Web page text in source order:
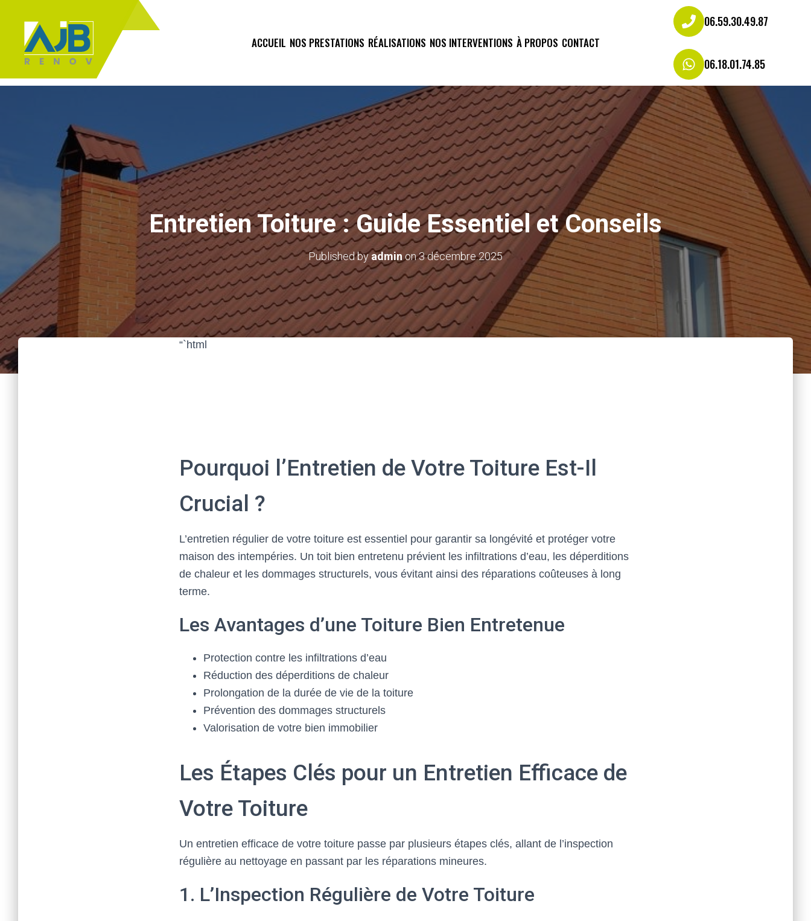
ACCUEIL NOS PRESTATIONS RÉALISATIONS NOS INTERVENTIONS À PROPOS CONTACT
06.59.30.49.87
06.18.01.74.85
Entretien Toiture : Guide Essentiel et Conseils
Published byadminon3 décembre 2025
“`html
Pourquoi l’Entretien de Votre Toiture Est-Il
Crucial ?
L’entretien régulier de votre toiture est essentiel pour garantir sa longévité et protéger votre
maison des intempéries. Un toit bien entretenu prévient les infiltrations d’eau, les déperditions
de chaleur et les dommages structurels, vous évitant ainsi des réparations coûteuses à long
terme.
Les Avantages d’une Toiture Bien Entretenue
Protection contre les infiltrations d’eau
Réduction des déperditions de chaleur
Prolongation de la durée de vie de la toiture
Prévention des dommages structurels
Valorisation de votre bien immobilier
Les Étapes Clés pour un Entretien Efficace de
Votre Toiture
Un entretien efficace de votre toiture passe par plusieurs étapes clés, allant de l’inspection
régulière au nettoyage en passant par les réparations mineures.
1. L’Inspection Régulière de Votre Toiture